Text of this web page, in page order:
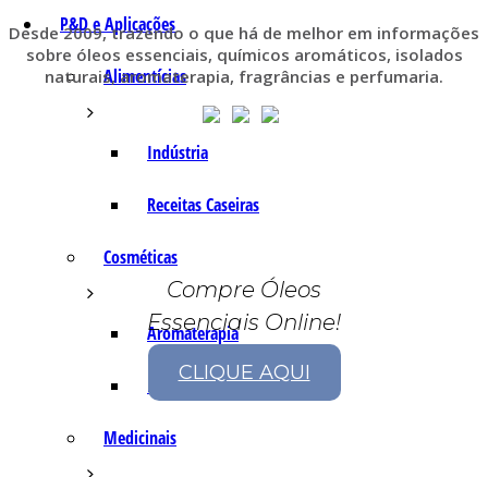
P&D e Aplicações
Alimentícias
Indústria
Receitas Caseiras
Cosméticas
Aromaterapia
Fórmulas Caseiras
Medicinais
Desde 2009, trazendo o que há de melhor em informações
sobre óleos essenciais, químicos aromáticos, isolados
naturais, aromaterapia, fragrâncias e perfumaria.
Compre Óleos
Essenciais Online!
CLIQUE AQUI